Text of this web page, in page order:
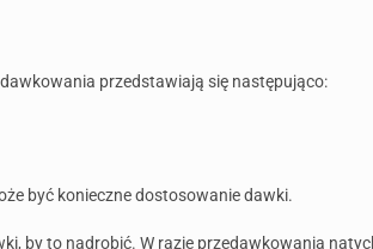
przedstawiają się następująco:
być konieczne dostosowanie dawki.
by to nadrobić. W razie przedawkowania